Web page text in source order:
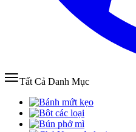
Tất Cả Danh Mục